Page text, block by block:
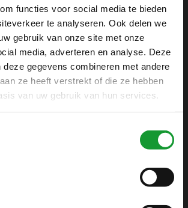
functies voor social media te bieden
te analyseren. Ook delen we
gebruik van onze site met onze
media, adverteren en analyse. Deze
deze gegevens combineren met andere
ze heeft verstrekt of die ze hebben
van uw gebruik van hun services.
Zijlijnstraat 24
1433 DC
+31 6 42 52 32 80
+31 6 42 52 32 80